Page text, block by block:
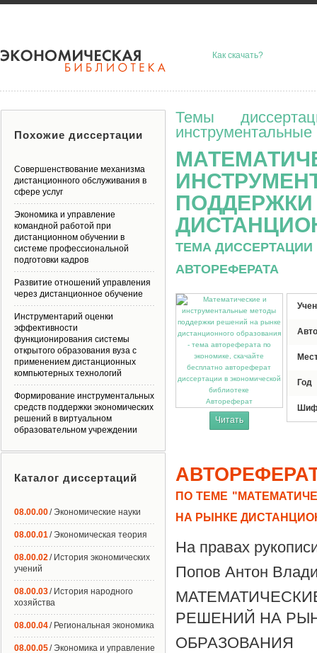
Как скачать?
Темы
ТЕМА
АВТОРЕФЕРАТА
Автореферат
Читать
Год
ПО ТЕМЕ
НА РЫНКЕ
На правах
Попов Антон
РЕШЕНИЙ НА
ОБРАЗОВАНИЯ
Похожие диссертации
Совершенствование механизма
дистанционного обслуживания в
сфере услуг
Экономика и управление
командной работой при
дистанционном обучении в
системе профессиональной
подготовки кадров
Развитие отношений управления
через дистанционное обучение
Инструментарий оценки
эффективности
функционирования системы
открытого образования вуза с
применением дистанционных
компьютерных технологий
Формирование инструментальных
средств поддержки экономических
решений в виртуальном
образовательном учреждении
Каталог диссертаций
08.00.00/ Экономические науки
08.00.01/ Экономическая теория
08.00.02/ История экономических
учений
08.00.03/ История народного
хозяйства
08.00.04/ Региональная экономика
08.00.05/ Экономика и управление